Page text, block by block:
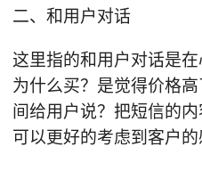
二、和用户对话
这里指的和用户对话是在
为什么买？是觉得价格
间给用户说？把短信的
可以更好的考虑到客户的